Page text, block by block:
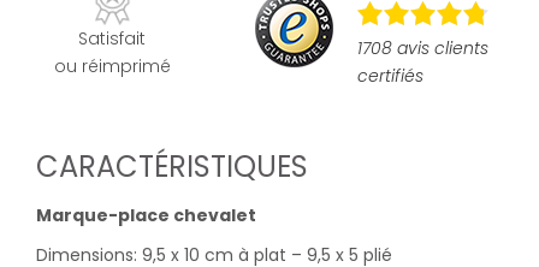
Satisfait
ou réimprimé
1708 avis clients
certifiés
CARACTÉRISTIQUES
Marque-place chevalet
Dimensions: 9,5 x 10 cm à plat – 9,5 x 5 plié